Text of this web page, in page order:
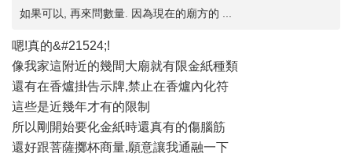
如果可以, 再來問數量. 因為現在的廟方的 ...
嗯!真的&#21524;!
像我家這附近的幾間大廟就有限金紙種類
還有在香爐掛告示牌,禁止在香爐內化符
這些是近幾年才有的限制
所以剛開始要化金紙時還真有的傷腦筋
還好跟菩薩擲杯商量,願意讓我通融一下